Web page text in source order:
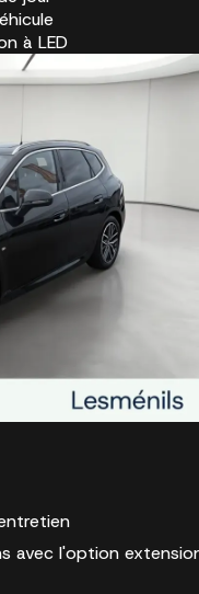
à LED
ouverte)
de croisement à
avec l'option